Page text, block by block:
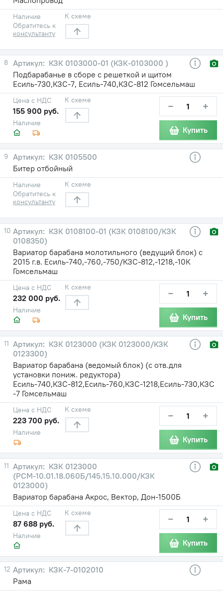
Наличие
Обратитесь к
консультанту
К схеме
8
КЗК 0103000-01 (КЗК-0103000 )
Подбарабанье в сборе с решеткой и щитом
Есиль-730,КЗС-7, Есиль-740,КЗС-812 Гомсельмаш
Наличие
Цена с НДС
155 900 руб.
К схеме − +
Купить
9
КЗК 0105500
Битер отбойный
Наличие
Обратитесь к
консультанту
К схеме
10
КЗК 0108100-01 (КЗК 0108100/КЗК
0108350)
Вариатор барабана молотильного (ведущий блок) с
2015 г.в. Есиль-740,-760,-750/КЗС-812,-1218,-10К
Гомсельмаш
Наличие
Цена с НДС
232 000 руб.
К схеме − +
Купить
11
КЗК 0123000 (КЗК 0123000/КЗК
0123300)
Вариатор барабана (ведомый блок) (с отв.для
установки пониж. редуктора)
Есиль-740,КЗС-812,Есиль-760,КЗС-1218,Есиль-730,КЗС
-7 Гомсельмаш
Наличие
Цена с НДС
223 700 руб.
К схеме − +
Купить
11
КЗК 0123000
(РСМ-10.01.18.060Б/145.15.10.000/КЗК
0123000)
Вариатор барабана Акрос, Вектор, Дон-1500Б
Наличие
Цена с НДС
87 688 руб.
К схеме − +
Купить
12
КЗК-7-0102010
Рама